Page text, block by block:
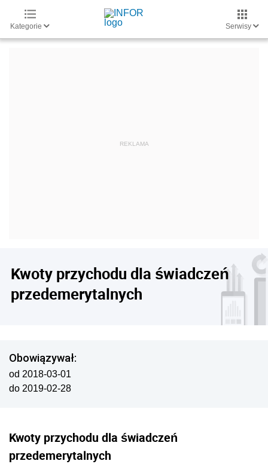
Kategorie Serwisy
Kwoty przychodu dla świadczeń
przedemerytalnych
Obowiązywał:
od 2018-03-01
do 2019-02-28
Kwoty przychodu dla świadczeń
przedemerytalnych